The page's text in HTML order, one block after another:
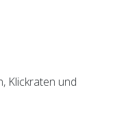
Klickraten und